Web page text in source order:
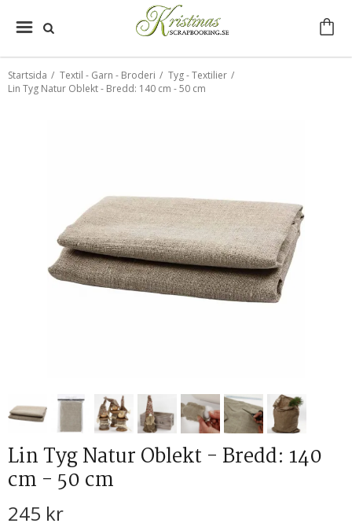
Startsida / Textil - Garn - Broderi / Tyg - Textilier /
Lin Tyg Natur Oblekt - Bredd: 140 cm - 50 cm
Lin Tyg Natur Oblekt - Bredd: 140
cm - 50 cm
245 kr